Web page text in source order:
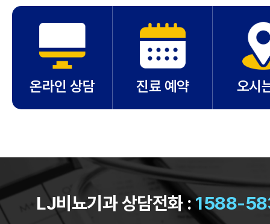
온라인 상담 진료 예약 오시
LJ비뇨기과 상담전화 :1588-